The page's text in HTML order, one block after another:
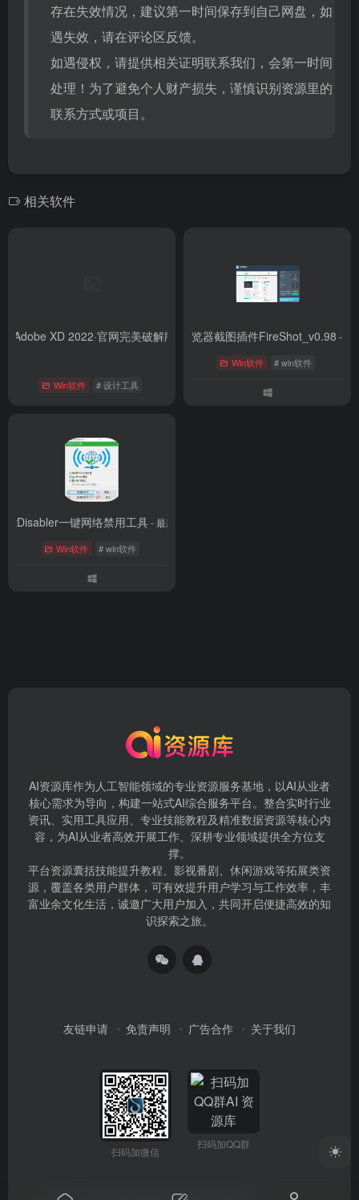
存在失效情况，建议第一时间保存到自己网盘，如
遇失效，请在评论区反馈。
如遇侵权，请提供相关证明联系我们，会第一时间
处理！为了避免个人财产损失，谨慎识别资源里的
联系方式或项目。
相关软件
Adobe XD 2022·官网完美破解版 - 最新版
Win软件 # 设计工具
谷歌浏览器截图插件FireShot_v0.98 -
Win软件 # win软件
一键网络禁用工具- 最新版
Win软件 # win软件
AI资源库作为人工智能领域的专业资源服务基地，以AI从业者
核心需求为导向，构建一站式AI综合服务平台。整合实时行业
资讯、实用工具应用、专业技能教程及精准数据资源等核心内
容，为AI从业者高效开展工作、深耕专业领域提供全方位支
撑。
平台资源囊括技能提升教程、影视番剧、休闲游戏等拓展类资
源，覆盖各类用户群体，可有效提升用户学习与工作效率，丰
富业余文化生活，诚邀广大用户加入，共同开启便捷高效的知
识探索之旅。
友链申请 免责声明 广告合作 关于我们
扫码加微信
扫码加QQ群